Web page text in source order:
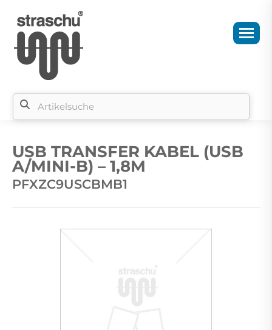
USB TRANSFER KABEL (USB
A/MINI-B) – 1,8M
PFXZC9USCBMB1